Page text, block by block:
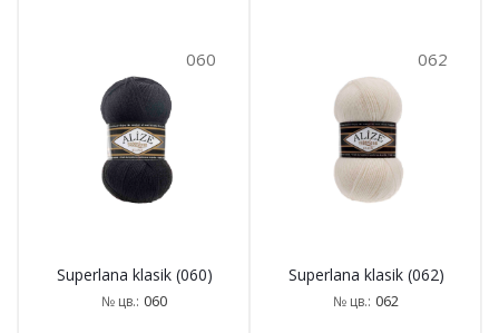
060
Superlana klasik (060)
№ цв.: 060
062
Superlana klasik (062)
№ цв.: 062